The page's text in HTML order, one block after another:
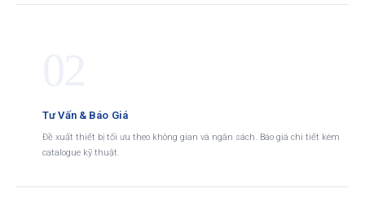
Tư Vấn & Báo Giá
Đề xuất thiết bị tối ưu theo không gian và ngân sách. Báo giá chi tiết kèm
catalogue kỹ thuật.